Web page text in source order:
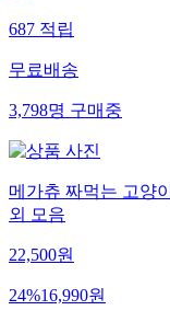
687적립
무료배송
3,798명구매중
메가츄 짜먹는 고양
외 모음
22,500원
24%16,990원